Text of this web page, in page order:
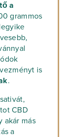
a
grammos
is
.
CBD
akár más
a